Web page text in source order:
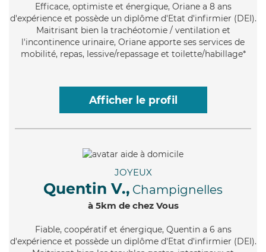
Efficace, optimiste et énergique, Oriane a 8 ans
d'expérience et possède un diplôme d'Etat d'infirmier (DEI).
Maitrisant bien la trachéotomie / ventilation et
l'incontinence urinaire, Oriane apporte ses services de
mobilité, repas, lessive/repassage et toilette/habillage*
Afficher le profil
JOYEUX
Quentin V., Champignelles
à 5km de chez Vous
Fiable, coopératif et énergique, Quentin a 6 ans
d'expérience et possède un diplôme d'Etat d'infirmier (DEI).